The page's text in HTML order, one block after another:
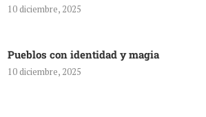
10 diciembre, 2025
Pueblos con identidad y magia
10 diciembre, 2025